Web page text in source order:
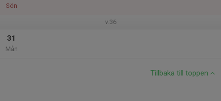
Sön
v.36
31
Mån
Tillbaka till toppen